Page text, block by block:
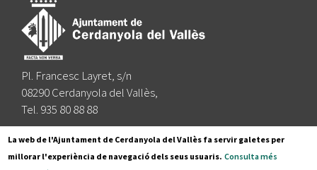
Pl. Francesc Layret, s/n
08290 Cerdanyola del Vallès,
Tel. 935 80 88 88
Segueix-nos a:
La web de l'Ajuntament de Cerdanyola del Vallès fa servir galetes per
millorar l'experiència de navegació dels seus usuaris. Consulta més